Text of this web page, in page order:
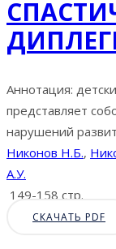
Аннотация:
представляет
нарушений
Никонов Н.Б.,
А.У.
149-158 стр.
СКАЧАТЬ PDF